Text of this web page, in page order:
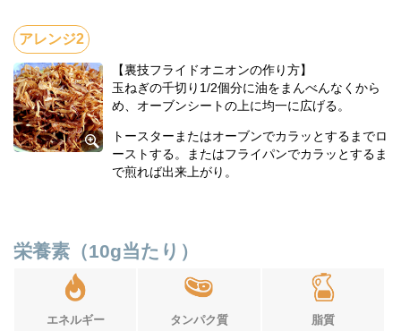
【裏技フライドオニオンの作り方】
玉ねぎの千切り1/2個分に油をまんべんなくから
め、オーブンシートの上に均一に広げる。
トースターまたはオーブンでカラッとするまでロ
ーストする。またはフライパンでカラッとするま
で煎れば出来上がり。
栄養素（10g当たり）
エネルギー タンパク質 脂質